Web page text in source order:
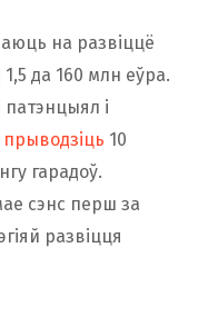
на развіццё
да 160 млн еўра.
і
прыводзіць 10
гарадоў.
сэнс перш за
развіцця